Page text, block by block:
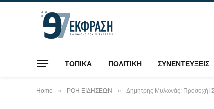
ΤΟΠΙΚΑ ΠΟΛΙΤΙΚΗ ΣΥΝΕΝΤΕΥΞΕΙΣ
Home » ΡΟΗ ΕΙΔΗΣΕΩΝ » Δημήτρης Μυλωνάς: Προσοχή!